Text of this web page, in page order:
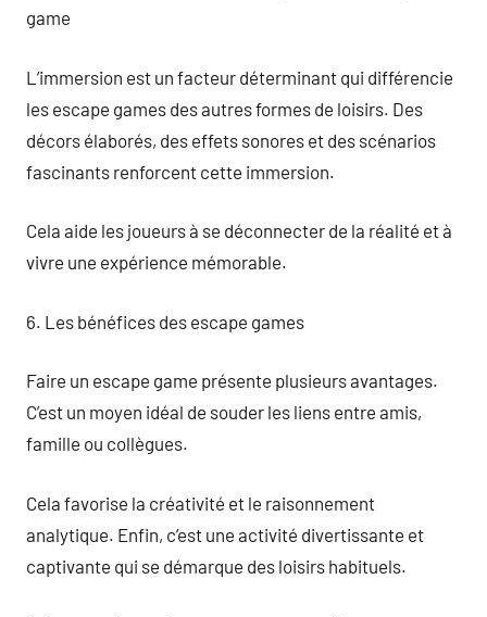
game
L’immersion est un facteur déterminant qui différencie
les escape games des autres formes de loisirs. Des
décors élaborés, des effets sonores et des scénarios
fascinants renforcent cette immersion.
Cela aide les joueurs à se déconnecter de la réalité et à
vivre une expérience mémorable.
6. Les bénéfices des escape games
Faire un escape game présente plusieurs avantages.
C’est un moyen idéal de souder les liens entre amis,
famille ou collègues.
Cela favorise la créativité et le raisonnement
analytique. Enfin, c’est une activité divertissante et
captivante qui se démarque des loisirs habituels.